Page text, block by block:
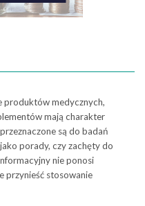
produktów medycznych,
mają charakter
są do badań
porady, czy zachęty do
nie ponosi
przynieść stosowanie